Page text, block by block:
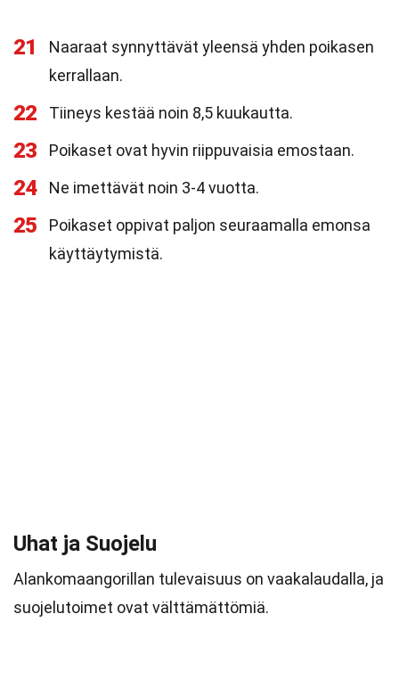
21
Naaraat synnyttävät yleensä yhden poikasen
kerrallaan.
22 Tiineys kestää noin 8,5 kuukautta.
23 Poikaset ovat hyvin riippuvaisia emostaan.
24 Ne imettävät noin 3-4 vuotta.
25
Poikaset oppivat paljon seuraamalla emonsa
käyttäytymistä.
Uhat ja Suojelu
Alankomaangorillan tulevaisuus on vaakalaudalla, ja
suojelutoimet ovat välttämättömiä.